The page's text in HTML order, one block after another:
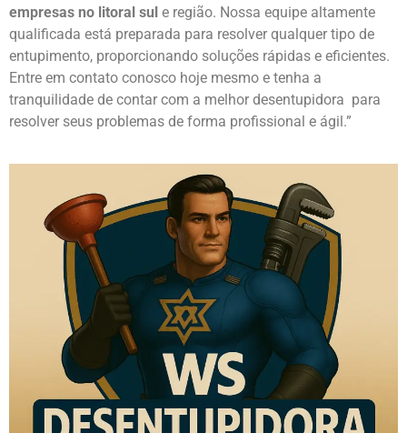
empresas no litoral sul e região. Nossa equipe altamente
qualificada está preparada para resolver qualquer tipo de
entupimento, proporcionando soluções rápidas e eficientes.
Entre em contato conosco hoje mesmo e tenha a
tranquilidade de contar com a melhor desentupidora para
resolver seus problemas de forma profissional e ágil.”